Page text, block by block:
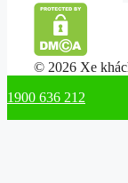
© 2026 Xe
1900 636 212